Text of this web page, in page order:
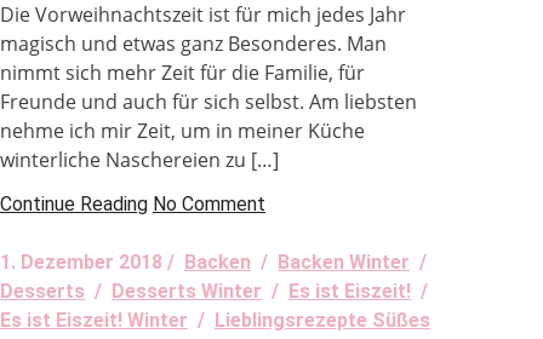
Die Vorweihnachtszeit ist für mich jedes Jahr
magisch und etwas ganz Besonderes. Man
nimmt sich mehr Zeit für die Familie, für
Freunde und auch für sich selbst. Am liebsten
nehme ich mir Zeit, um in meiner Küche
winterliche Naschereien zu […]
Continue Reading No Comment
1. Dezember 2018 / Backen / Backen Winter /
Desserts / Desserts Winter / Es ist Eiszeit! /
Es ist Eiszeit! Winter / Lieblingsrezepte Süßes